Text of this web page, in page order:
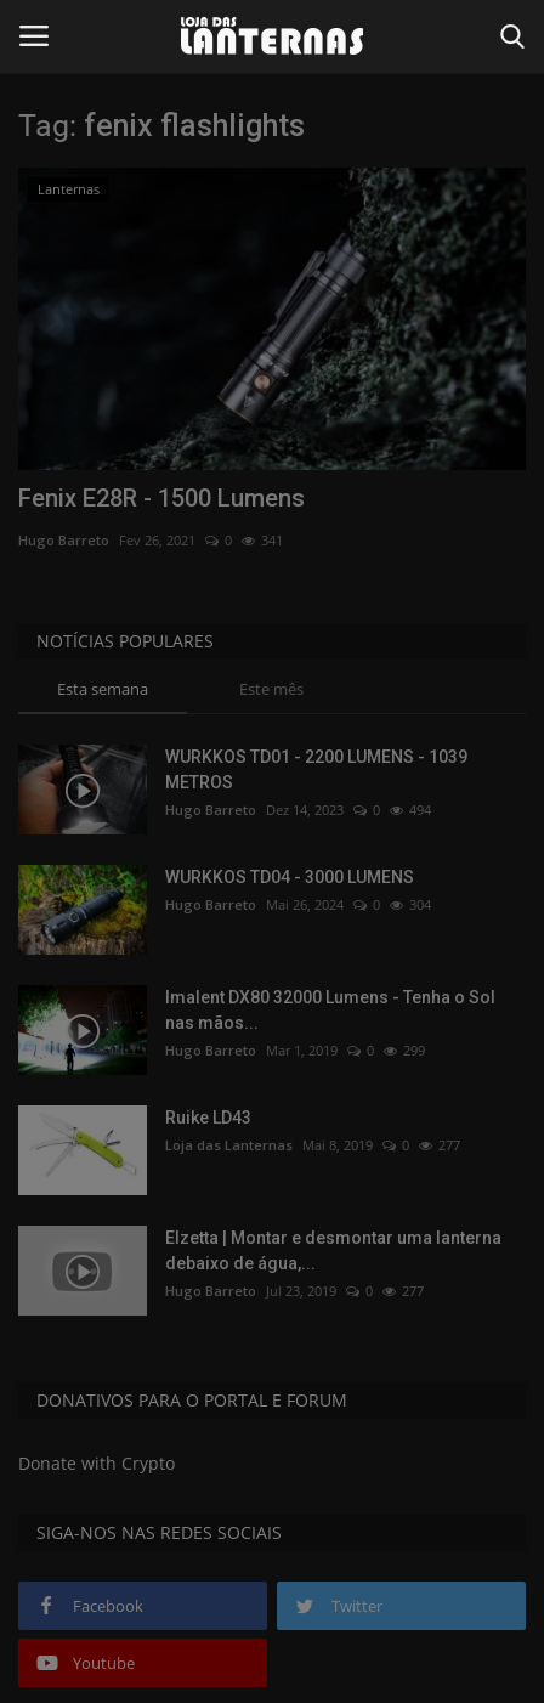
Entrar Registar
Contato
Destaques
Fabricantes
Comunidade
Tag: fenix flashlights
Lanternas
Fenix E28R - 1500 Lumens
Hugo Barreto Fev 26, 2021 0 341
NOTÍCIAS POPULARES
Esta semana Este mês
WURKKOS TD01 - 2200 LUMENS - 1039
METROS
Hugo Barreto Dez 14, 2023 0 494
WURKKOS TD04 - 3000 LUMENS
Hugo Barreto Mai 26, 2024 0 304
Imalent DX80 32000 Lumens - Tenha o Sol
nas mãos...
Hugo Barreto Mar 1, 2019 0 299
Ruike LD43
Loja das Lanternas Mai 8, 2019 0 277
Elzetta | Montar e desmontar uma lanterna
debaixo de água,...
Hugo Barreto Jul 23, 2019 0 277
DONATIVOS PARA O PORTAL E FORUM
Donate with Crypto
SIGA-NOS NAS REDES SOCIAIS
Facebook Twitter
Youtube